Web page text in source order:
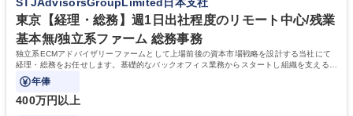
業務全般 募集職種 【東京／文京区】公益財団法人の総務人事業務／年間
休日125日
東京【経理・総務】週1日出社程度のリモート中心/残業
基本無/独立系ファーム 総務事務
独立系ECMアドバイザリーファームとして上場前後の資本市場戦略を設計する当社にて
経理・総務をお任せします。基礎的なバックオフィス業務からスタートし組織を支える専
任担当として広く活躍できる環境です。
年俸
400万円以上